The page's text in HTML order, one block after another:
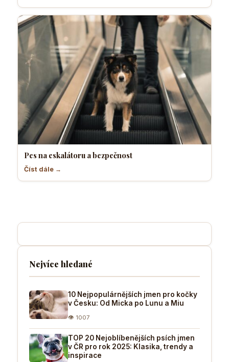
Pes na eskalátoru a bezpečnost
Číst dále →
Nejvíce hledané
10 Nejpopulárnějších jmen pro kočky
v Česku: Od Micka po Lunu a Miu
👁 1007
TOP 20 Nejoblíbenějších psích jmen
v ČR pro rok 2025: Klasika, trendy a
inspirace